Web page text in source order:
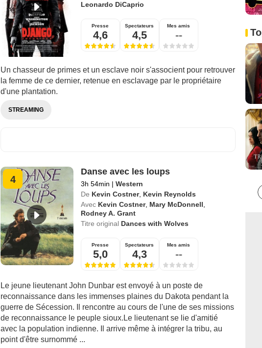
Leonardo DiCaprio
Presse
4,6
Spectateurs
4,5
Mes amis
--
Un chasseur de primes et un esclave noir s'associent pour retrouver
la femme de ce dernier, retenue en esclavage par le propriétaire
d'une plantation.
STREAMING
4
Danse avec les loups
3h 54min | Western
De Kevin Costner, Kevin Reynolds
Avec Kevin Costner, Mary McDonnell
Rodney A. Grant
Titre original Dances with Wolves
Presse
5,0
Spectateurs
4,3
Mes amis
--
Le jeune lieutenant John Dunbar est envoyé à un poste de
reconnaissance dans les immenses plaines du Dakota pendant la
guerre de Sécession. Il rencontre au cours de l'une de ses missions
de reconnaissance le peuple sioux.Le lieutenant se lie d'amitié
avec la population indienne. Il arrive même à intégrer la tribu, au
point d'être surnommé ...